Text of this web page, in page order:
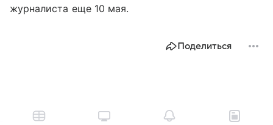
журналиста еще 10 мая.
Поделиться